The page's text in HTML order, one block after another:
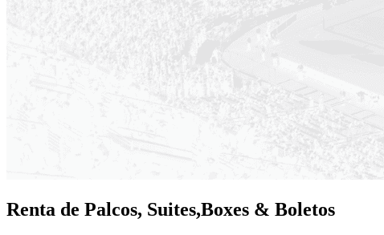
Renta de Palcos, Suites,Boxes & Boletos